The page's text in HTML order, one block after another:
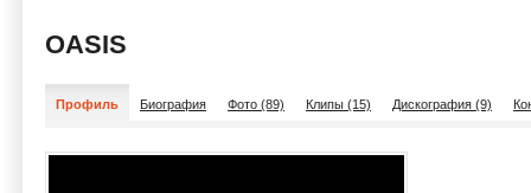
OASIS
Профиль Биография Фото (89) Клипы (15) Дискография (9)